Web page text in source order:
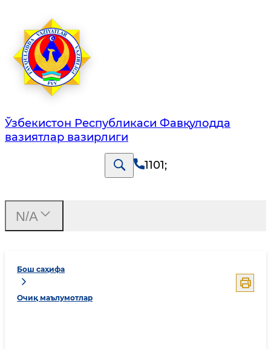
Ўзбекистон Республикаси Фавқулодда
вазиятлар вазирлиги
1101;
Бош саҳифа
Очиқ маълумотлар
N/A